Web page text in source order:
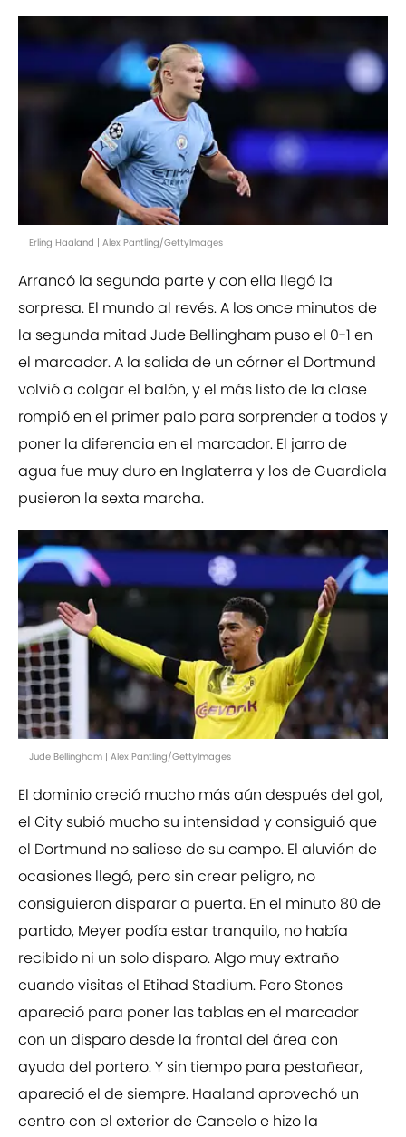
Erling Haaland | Alex Pantling/GettyImages
Arrancó la segunda parte y con ella llegó la
sorpresa. El mundo al revés. A los once minutos de
la segunda mitad Jude Bellingham puso el 0-1 en
el marcador. A la salida de un córner el Dortmund
volvió a colgar el balón, y el más listo de la clase
rompió en el primer palo para sorprender a todos y
poner la diferencia en el marcador. El jarro de
agua fue muy duro en Inglaterra y los de Guardiola
pusieron la sexta marcha.
Jude Bellingham | Alex Pantling/GettyImages
El dominio creció mucho más aún después del gol,
el City subió mucho su intensidad y consiguió que
el Dortmund no saliese de su campo. El aluvión de
ocasiones llegó, pero sin crear peligro, no
consiguieron disparar a puerta. En el minuto 80 de
partido, Meyer podía estar tranquilo, no había
recibido ni un solo disparo. Algo muy extraño
cuando visitas el Etihad Stadium. Pero Stones
apareció para poner las tablas en el marcador
con un disparo desde la frontal del área con
ayuda del portero. Y sin tiempo para pestañear,
apareció el de siempre. Haaland aprovechó un
centro con el exterior de Cancelo e hizo la